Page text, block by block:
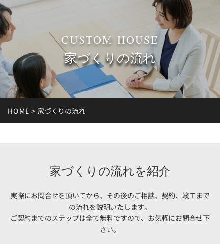
CUSTOM HOUSE
家づくりの流れ
HOME > 家づくりの流れ
家づくりの流れを紹介
実際にお問合せを頂いてから、その後のご相談、契約、竣工まで
の流れを説明いたします。
ご契約までのステップは全て無料ですので、お気軽にお問合せ下
さい。